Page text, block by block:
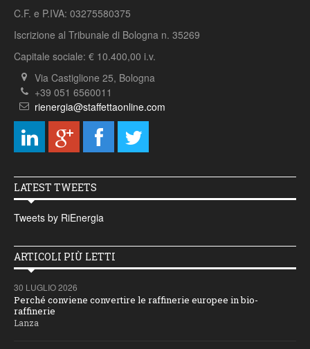
C.F. e P.IVA: 03275580375
Iscrizione al Tribunale di Bologna n. 35269
Capitale sociale: € 10.400,00 i.v.
Via Castiglione 25, Bologna
+39 051 6560011
rienergia@staffettaonline.com
LATEST TWEETS
Tweets by RiEnergia
ARTICOLI PIÙ LETTI
30 LUGLIO 2026
Perché conviene convertire le raffinerie europee in bio-
raffinerie
Lanza